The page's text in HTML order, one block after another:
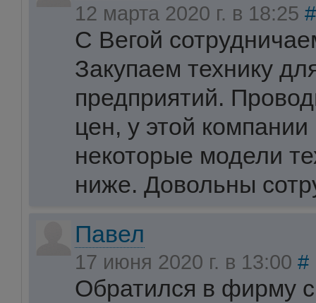
12 марта 2020 г. в 18:25 #
С Вегой
Закупаем технику
предприятий.
цен, у этой
некоторые модели
ниже. Довольны
Павел
17 июня 2020 г. в 13:00 #
Обратился в фирму